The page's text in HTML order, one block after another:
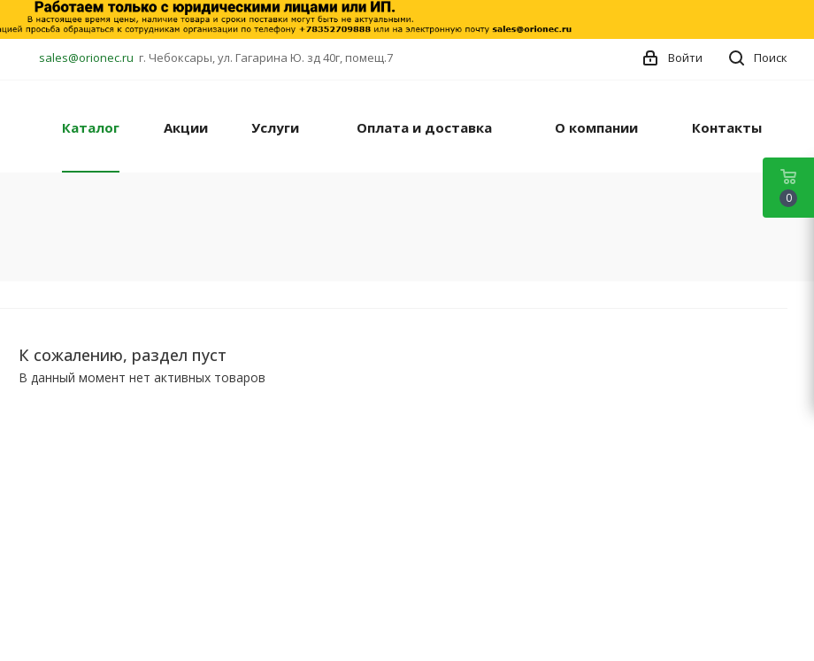
sales@orionec.ru г. Чебоксары, ул. Гагарина Ю. зд 40г, помещ.7 Поиск
Войти
Каталог Акции Услуги Оплата и доставка О компании Контакты
К сожалению, раздел пуст
В данный момент нет активных товаров
0